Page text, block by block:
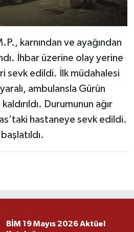
karnından ve ayağından
İhbar üzerine olay yerine
sevk edildi. İlk müdahalesi
ambulansla Gürün
Durumunun ağır
hastaneye sevk edildi.
BİM 19 Mayıs 2026 Aktüel